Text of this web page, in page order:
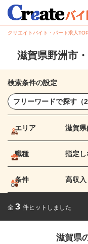
クリエイトバイト・パート求人TOP
滋賀県野洲市
検索条件の設定
エリア 滋賀
職種 指定し
条件 高収入
全 3 件ヒットしました
滋賀県